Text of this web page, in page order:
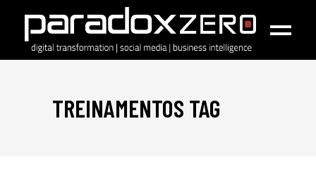
TREINAMENTOS TAG